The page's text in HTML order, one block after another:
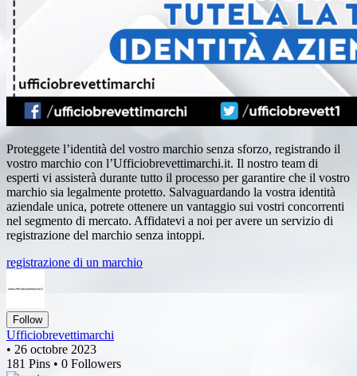
Proteggete l’identità del vostro marchio senza sforzo, registrando il
vostro marchio con l’Ufficiobrevettimarchi.it. Il nostro team di
esperti vi assisterà durante tutto il processo per garantire che il vostro
marchio sia legalmente protetto. Salvaguardando la vostra identità
aziendale unica, potrete ottenere un vantaggio sui vostri concorrenti
nel segmento di mercato. Affidatevi a noi per avere un servizio di
registrazione del marchio senza intoppi.
registrazione di un marchio
Follow
Ufficiobrevettimarchi
• 26 octobre 2023
181 Pins • 0 Followers